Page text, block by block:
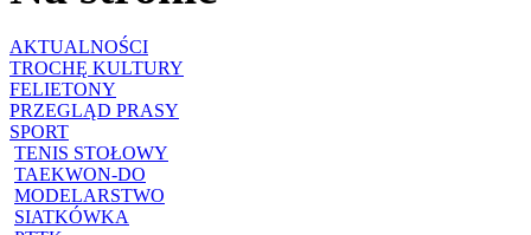
AKTUALNOŚCI
TROCHĘ KULTURY
FELIETONY
PRZEGLĄD PRASY
SPORT
TENIS STOŁOWY
TAEKWON-DO
MODELARSTWO
SIATKÓWKA